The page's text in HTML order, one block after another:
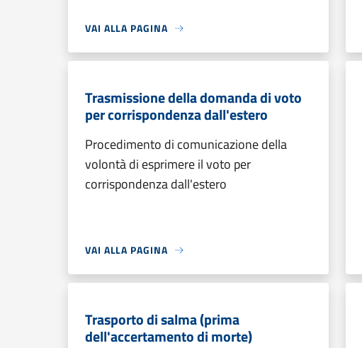
VAI ALLA PAGINA
Trasmissione della domanda di voto
per corrispondenza dall'estero
Procedimento di comunicazione della
volontà di esprimere il voto per
corrispondenza dall'estero
VAI ALLA PAGINA
Trasporto di salma (prima
dell'accertamento di morte)